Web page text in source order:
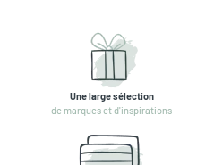
Une large sélection
de marques et d'inspirations